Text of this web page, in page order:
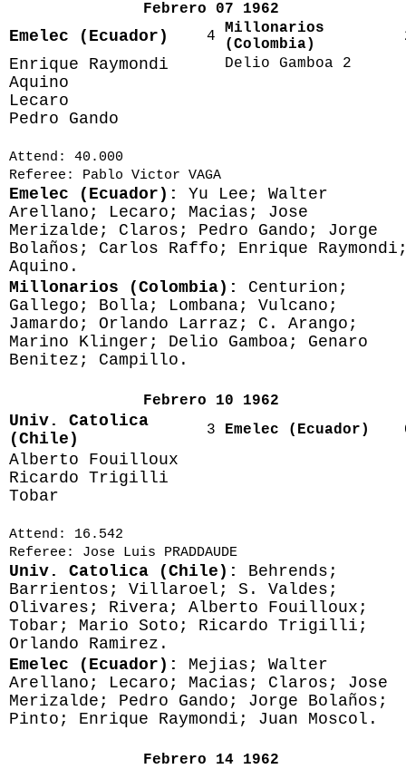
Febrero 07 1962
Emelec (Ecuador) 4
Millonarios
(Colombia)
Enrique Raymondi
Aquino
Lecaro
Pedro Gando
Delio Gamboa 2
Attend: 40.000
Referee: Pablo Victor VAGA
Emelec (Ecuador): Yu Lee; Walter
Arellano; Lecaro; Macias; Jose
Merizalde; Claros; Pedro Gando; Jorge
Bolaños; Carlos Raffo; Enrique
Aquino.
Millonarios (Colombia): Centurion;
Gallego; Bolla; Lombana; Vulcano;
Jamardo; Orlando Larraz; C. Arango;
Marino Klinger; Delio Gamboa; Genaro
Benitez; Campillo.
Febrero 10 1962
Univ. Catolica
(Chile)
3 Emelec (Ecuador)
Alberto Fouilloux
Ricardo Trigilli
Tobar
Attend: 16.542
Referee: Jose Luis PRADDAUDE
Univ. Catolica (Chile): Behrends;
Barrientos; Villaroel; S. Valdes;
Olivares; Rivera; Alberto Fouilloux;
Tobar; Mario Soto; Ricardo Trigilli;
Orlando Ramirez.
Emelec (Ecuador): Mejias; Walter
Arellano; Lecaro; Macias; Claros; Jose
Merizalde; Pedro Gando; Jorge Bolaños;
Pinto; Enrique Raymondi; Juan Moscol.
Febrero 14 1962